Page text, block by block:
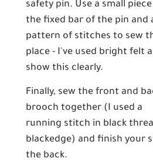
safety pin. Use a small
the fixed bar of the pin and
pattern of stitches to sew
place - I've used bright felt
show this clearly.
Finally, sew the front and
brooch together (I used a
running stitch in black
blackedge) and finish your
the back.